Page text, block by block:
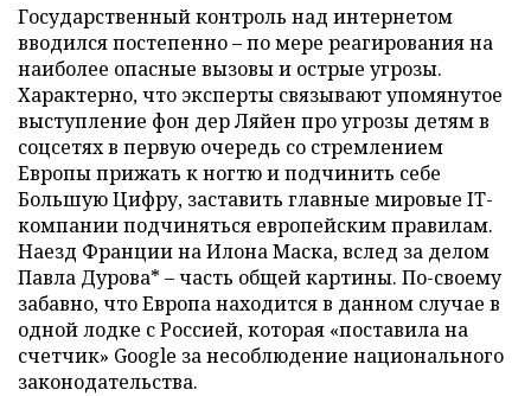
Государственный контроль над интернетом
вводился постепенно – по мере реагирования на
наиболее опасные вызовы и острые угрозы.
Характерно, что эксперты связывают упомянутое
выступление фон дер Ляйен про угрозы детям в
соцсетях в первую очередь со стремлением
Европы прижать к ногтю и подчинить себе
Большую Цифру, заставить главные мировые IT-
компании подчиняться европейским правилам.
Наезд Франции на Илона Маска, вслед за делом
Павла Дурова* – часть общей картины. По-своему
забавно, что Европа находится в данном случае в
одной лодке с Россией, которая «поставила на
счетчик» Google за несоблюдение национального
законодательства.